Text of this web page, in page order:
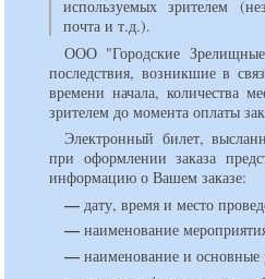
используемых зрителем
почта и т.д.).
ООО "Городские Зрелищные
последствия, возникшие в
времени начала, количества
зрителем до момента оплаты
Электронный билет,
при оформлении заказа
информацию о Вашем заказе:
— дату, время и место
— наименование
— наименование и основные